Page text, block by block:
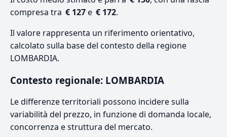
compresa tra € 127e € 172.
Il valore rappresenta un riferimento orientativo,
calcolato sulla base del contesto della regione
LOMBARDIA.
Contesto regionale: LOMBARDIA
Le differenze territoriali possono incidere sulla
variabilità del prezzo, in funzione di domanda locale,
concorrenza e struttura del mercato.